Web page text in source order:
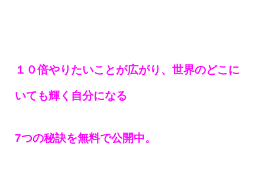
１０倍やりたいことが広がり、世界のどこに
いても輝く自分になる
7つの秘訣を無料で公開中。